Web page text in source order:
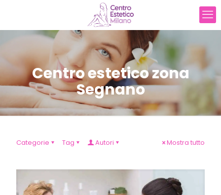
Centro estetico zona
Segnano
Categorie Tag Autori Mostra tutto